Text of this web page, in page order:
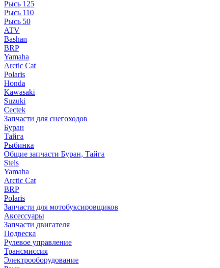
Рысь 125
Рысь 110
Рысь 50
ATV
Bashan
BRP
Yamaha
Arctic Cat
Polaris
Honda
Kawasaki
Suzuki
Cectek
Запчасти для снегоходов
Буран
Тайга
Рыбинка
Общие запчасти Буран, Тайга
Stels
Yamaha
Arctic Cat
BRP
Polaris
Запчасти для мотобуксировщиков
Аксессуары
Запчасти двигателя
Подвеска
Рулевое управление
Трансмиссия
Электрооборудование